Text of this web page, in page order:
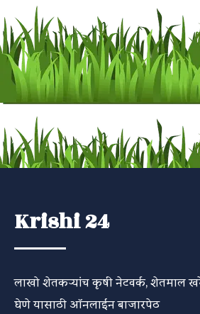
Krishi 24
लाखो शेतकऱ्यांच कृषी नेटवर्क, शेतमाल
घेणे यासाठी ऑनलाईन बाजारपेठ